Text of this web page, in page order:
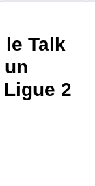
le Talk
un
2